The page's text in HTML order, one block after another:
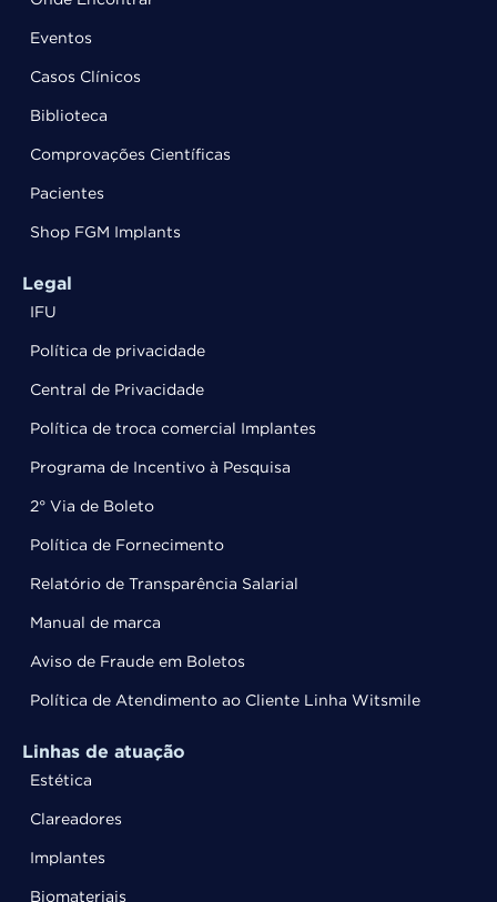
Eventos
Casos Clínicos
Biblioteca
Comprovações Científicas
Pacientes
Shop FGM Implants
Legal
IFU
Política de privacidade
Central de Privacidade
Política de troca comercial Implantes
Programa de Incentivo à Pesquisa
2° Via de Boleto
Política de Fornecimento
Relatório de Transparência Salarial
Manual de marca
Aviso de Fraude em Boletos
Política de Atendimento ao Cliente Linha Witsmile
Linhas de atuação
Estética
Clareadores
Implantes
Biomateriais